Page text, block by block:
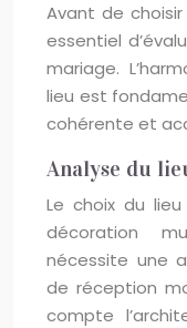
Avant de
essentiel
mariage.
lieu est
cohérente et
Analyse du
Le choix du
décoration
nécessite une
de réception
compte